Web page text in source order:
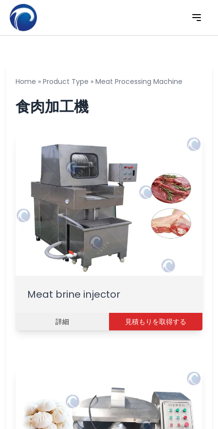
Home » Product Type » Meat Processing Machine
食肉加工機
Meat brine injector
詳細 見積もりを取得する